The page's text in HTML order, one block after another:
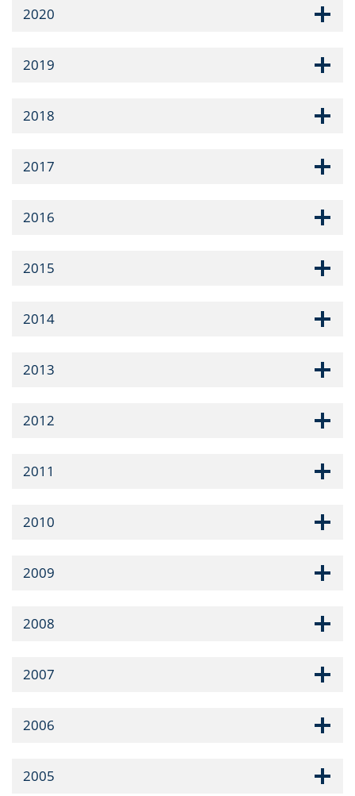
2020
2019
2018
2017
2016
2015
2014
2013
2012
2011
2010
2009
2008
2007
2006
2005